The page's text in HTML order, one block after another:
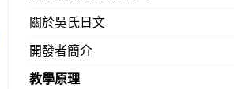
關於吳氏日文
開發者簡介
教學原理